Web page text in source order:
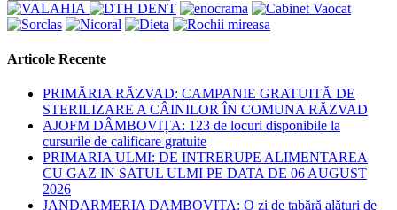
Articole Recente
PRIMĂRIA RĂZVAD: CAMPANIE GRATUITĂ DE
STERILIZARE A CÂINILOR ÎN COMUNA RĂZVAD
AJOFM DÂMBOVIȚA: 123 de locuri disponibile la
cursurile de calificare gratuite
PRIMARIA ULMI: DE INTRERUPE ALIMENTAREA
CU GAZ IN SATUL ULMI PE DATA DE 06 AUGUST
2026
JANDARMERIA DAMBOVITA: O zi de tabără alături de